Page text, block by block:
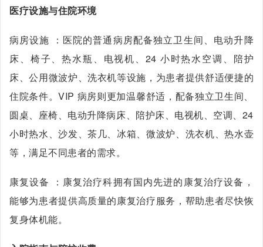
医疗设施与住院环境
病房设施 ：医院的普通病房配备独立卫生间、电动升降
床、椅子、热水瓶、电视机、24 小时热水空调、陪护
床、公用微波炉、洗衣机等设施，为患者提供舒适便捷的
住院条件。VIP 病房则更加温馨舒适，配备独立卫生间、
圆桌、座椅、电动升降病床、陪护床、电视机、空调、24
小时热水、沙发、茶几、冰箱、微波炉、洗衣机、热水壶
等，满足不同患者的需求。
康复设备 ：康复治疗科拥有国内先进的康复治疗设备，
能够为患者提供高质量的康复治疗服务，帮助患者尽快恢
复身体机能。